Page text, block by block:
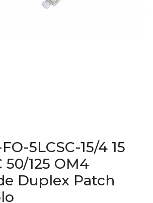
5LCSC-15/4 15
50/125 OM4
Duplex Patch